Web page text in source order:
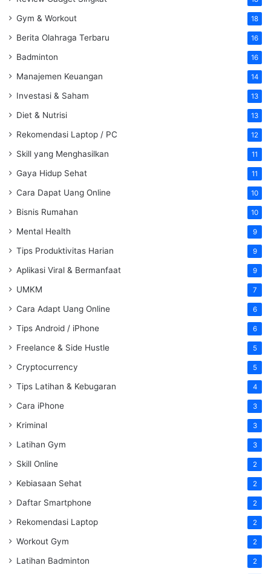
Gym & Workout 18
Berita Olahraga Terbaru 16
Badminton 16
Manajemen Keuangan 14
Investasi & Saham 13
Diet & Nutrisi 13
Rekomendasi Laptop / PC 12
Skill yang Menghasilkan 11
Gaya Hidup Sehat 11
Cara Dapat Uang Online 10
Bisnis Rumahan 10
Mental Health 9
Tips Produktivitas Harian 9
Aplikasi Viral & Bermanfaat 9
UMKM 7
Cara Adapt Uang Online 6
Tips Android / iPhone 6
Freelance & Side Hustle 5
Cryptocurrency 5
Tips Latihan & Kebugaran 4
Cara iPhone 3
Kriminal 3
Latihan Gym 3
Skill Online 2
Kebiasaan Sehat 2
Daftar Smartphone 2
Rekomendasi Laptop 2
Workout Gym 2
Latihan Badminton 2